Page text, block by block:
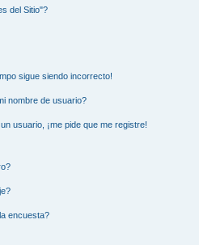
del Sitio"?
sigue siendo incorrecto!
nombre de usuario?
usuario, ¡me pide que me registre!
encuesta?